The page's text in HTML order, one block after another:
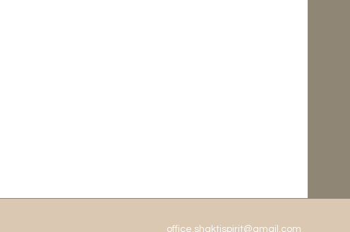
office.shaktispirit@gmail.com